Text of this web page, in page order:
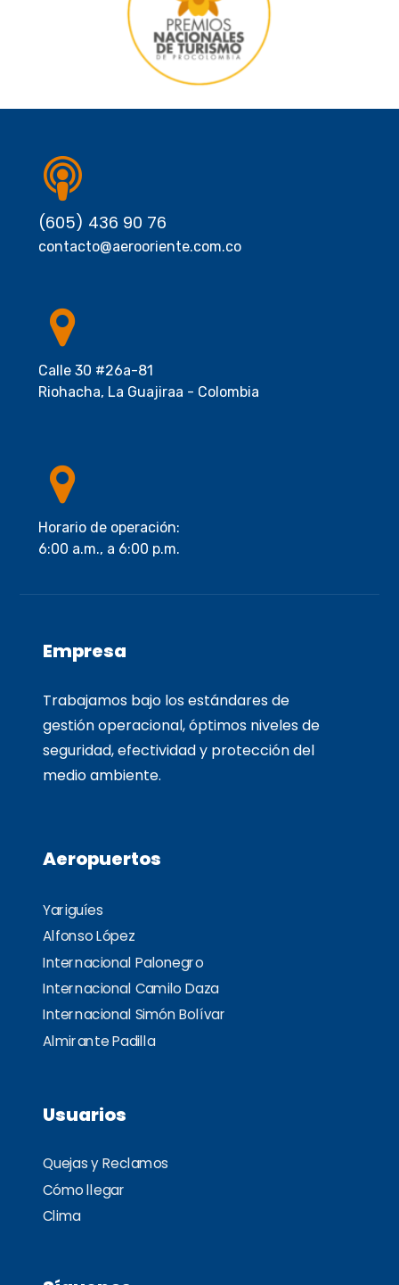
(605) 436 90 76
contacto@aerooriente.com.co
Calle 30 #26a-81
Riohacha, La Guajiraa - Colombia
Horario de operación:
6:00 a.m., a 6:00 p.m.
Empresa
Trabajamos bajo los estándares de
gestión operacional, óptimos niveles de
seguridad, efectividad y protección del
medio ambiente.
Aeropuertos
Yariguíes
Alfonso López
Internacional Palonegro
Internacional Camilo Daza
Internacional Simón Bolívar
Almirante Padilla
Usuarios
Quejas y Reclamos
Cómo llegar
Clima